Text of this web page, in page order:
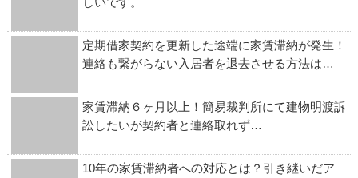
定期借家契約を更新した途端に家賃滞納が発生！
連絡も繋がらない入居者を退去させる方法は…
家賃滞納６ヶ月以上！簡易裁判所にて建物明渡訴
訟したいが契約者と連絡取れず…
10年の家賃滞納者への対応とは？引き継いだア